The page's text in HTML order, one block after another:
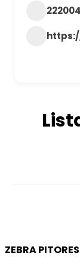
ZEBRA